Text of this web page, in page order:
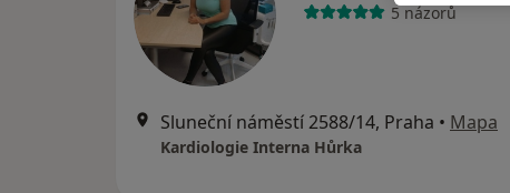
5 názorů
Sluneční náměstí 2588/14, Praha • Mapa
Kardiologie Interna Hůrka